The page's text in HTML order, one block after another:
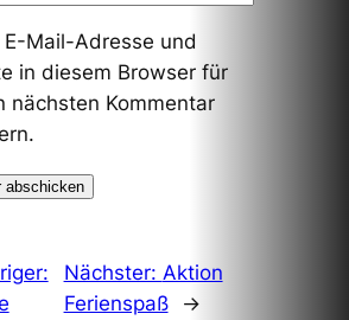
E-Mail-Adresse und
in diesem Browser für
nächsten Kommentar
Nächster: Aktion
Ferienspaß
→